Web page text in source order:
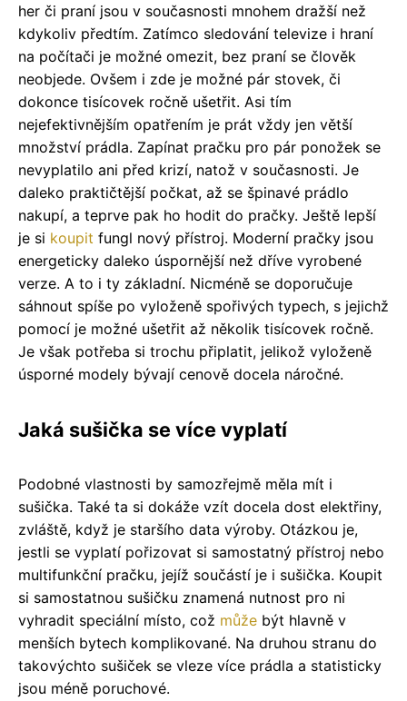
her či praní jsou v současnosti mnohem dražší než
kdykoliv předtím. Zatímco sledování televize i hraní
na počítači je možné omezit, bez praní se člověk
neobjede. Ovšem i zde je možné pár stovek, či
dokonce tisícovek ročně ušetřit. Asi tím
nejefektivnějším opatřením je prát vždy jen větší
množství prádla. Zapínat pračku pro pár ponožek se
nevyplatilo ani před krizí, natož v současnosti. Je
daleko praktičtější počkat, až se špinavé prádlo
nakupí, a teprve pak ho hodit do pračky. Ještě lepší
je si koupit fungl nový přístroj. Moderní pračky jsou
energeticky daleko úspornější než dříve vyrobené
verze. A to i ty základní. Nicméně se doporučuje
sáhnout spíše po vyloženě spořivých typech, s jejichž
pomocí je možné ušetřit až několik tisícovek ročně.
Je však potřeba si trochu připlatit, jelikož vyloženě
úsporné modely bývají cenově docela náročné.
Jaká sušička se více vyplatí
Podobné vlastnosti by samozřejmě měla mít i
sušička. Také ta si dokáže vzít docela dost elektřiny,
zvláště, když je staršího data výroby. Otázkou je,
jestli se vyplatí pořizovat si samostatný přístroj nebo
multifunkční pračku, jejíž součástí je i sušička. Koupit
si samostatnou sušičku znamená nutnost pro ni
vyhradit speciální místo, což může být hlavně v
menších bytech komplikované. Na druhou stranu do
takovýchto sušiček se vleze více prádla a statisticky
jsou méně poruchové.